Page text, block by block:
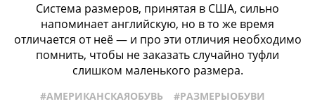
Система размеров, принятая в США, сильно
напоминает английскую, но в то же время
отличается от неё — и про эти отличия необходимо
помнить, чтобы не заказать случайно туфли
слишком маленького размера.
#АМЕРИКАНСКАЯОБУВЬ #РАЗМЕРЫОБУВИ